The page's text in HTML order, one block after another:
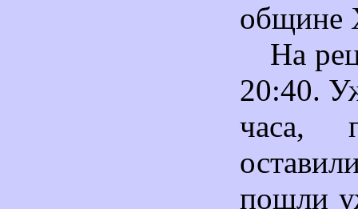
общине
На
20:40.
часа,
пошли